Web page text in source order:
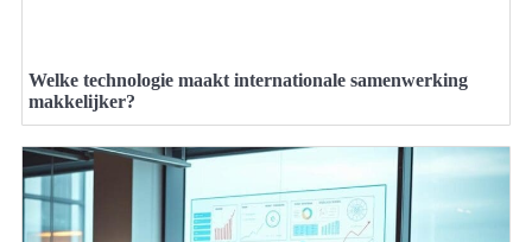
Welke technologie maakt internationale samenwerking
makkelijker?